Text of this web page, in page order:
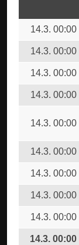
14.3. 00:00
14.3. 00:00
14.3. 00:00
14.3. 00:00
14.3. 00:00
14.3. 00:00
14.3. 00:00
14.3. 00:00
14.3. 00:00
14.3. 00:00